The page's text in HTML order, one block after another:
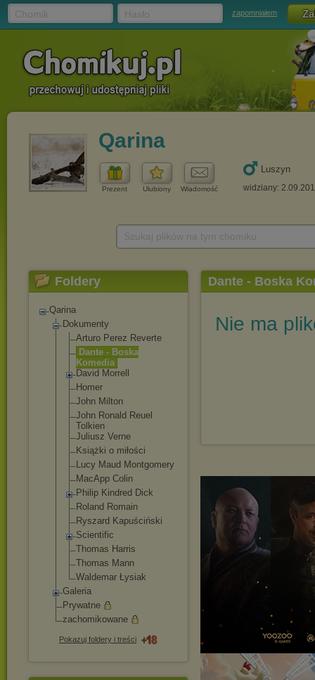
zapomniałem
Qarina
Prezent Ulubiony Wiadomość
Luszyn
widziany:
Foldery
Qarina
Dokumenty
Arturo Perez Reverte
Dante - Boska
Komedia
David Morrell
Homer
John Milton
John Ronald Reuel
Tolkien
Juliusz Verne
Książki o miłości
Lucy Maud Montgomery
MacApp Colin
Philip Kindred Dick
Roland Romain
Ryszard Kapuściński
Scientific
Thomas Harris
Thomas Mann
Waldemar Łysiak
Galeria
Prywatne
zachomikowane
Pokazuj foldery i treści
Dante - Boska
Nie ma